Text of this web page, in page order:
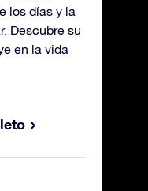
los días y la
Descubre su
en la vida